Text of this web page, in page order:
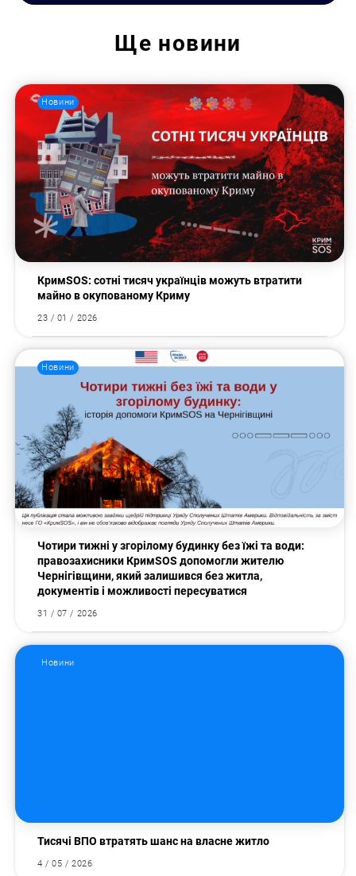
Пошук за запитом:
Ще новини
Новини
КримSOS: сотні тисяч українців можуть втратити
майно в окупованому Криму
23 / 01 / 2026
Новини
Чотири тижні у згорілому будинку без їжі та води:
правозахисники КримSOS допомогли жителю
Чернігівщини, який залишився без житла,
документів і можливості пересуватися
31 / 07 / 2026
Новини
Тисячі ВПО втратять шанс на власне житло
4 / 05 / 2026